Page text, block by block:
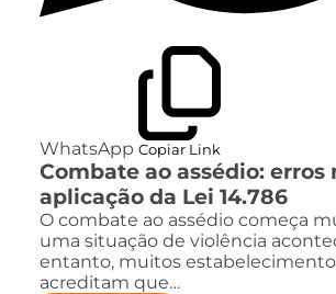
WhatsApp Copiar Link
Combate ao assédio: erros
aplicação da Lei 14.786
O combate ao assédio começa
uma situação de violência
entanto, muitos
acreditam que…